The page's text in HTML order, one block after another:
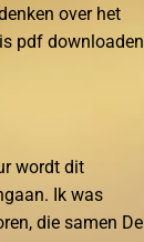
over het
pdf downloaden
wordt dit
Ik was
die samen De